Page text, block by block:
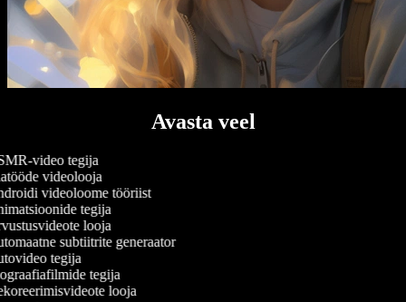
Avasta veel
video tegija
videolooja
videoloome tööriist
tegija
looja
subtiitrite generaator
tegija
tegija
looja